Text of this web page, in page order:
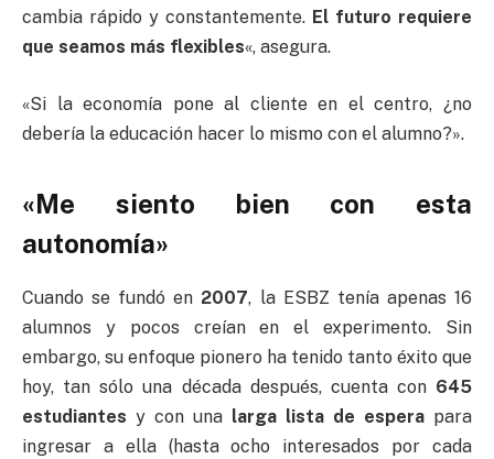
cambia rápido y constantemente. El futuro requiere
que seamos más flexibles«, asegura.
«Si la economía pone al cliente en el centro, ¿no
debería la educación hacer lo mismo con el alumno?».
«Me siento bien con esta
autonomía»
Cuando se fundó en 2007, la ESBZ tenía apenas 16
alumnos y pocos creían en el experimento. Sin
embargo, su enfoque pionero ha tenido tanto éxito que
hoy, tan sólo una década después, cuenta con 645
estudiantes y con una larga lista de espera para
ingresar a ella (hasta ocho interesados por cada